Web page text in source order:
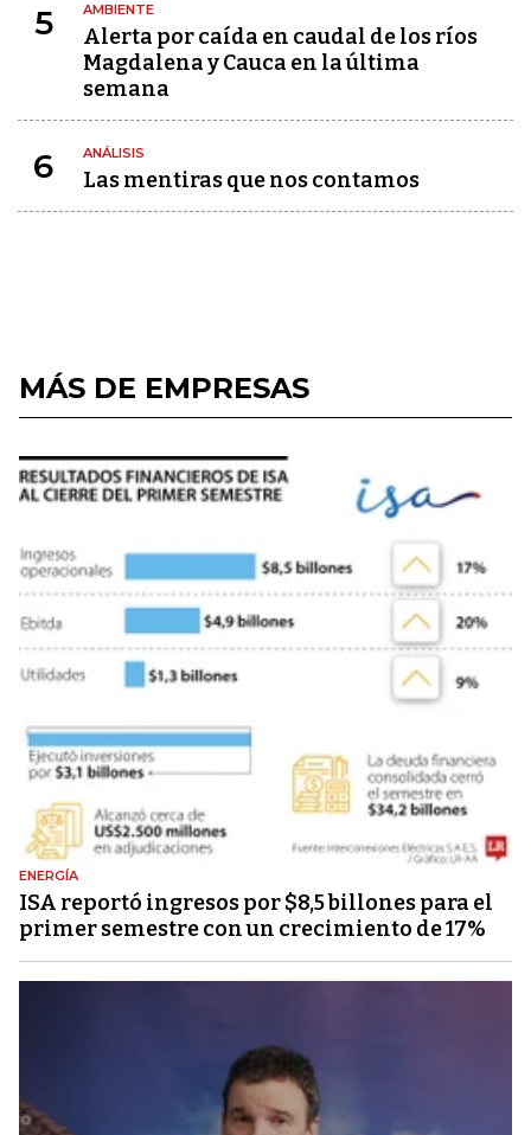
5 AMBIENTE
Alerta por caída en caudal de los ríos
Magdalena y Cauca en la última
semana
6 ANÁLISIS
Las mentiras que nos contamos
MÁS DE EMPRESAS
ENERGÍA
ISA reportó ingresos por $8,5 billones para el
primer semestre con un crecimiento de 17%